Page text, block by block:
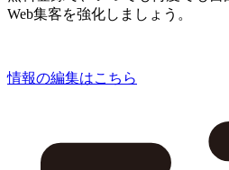
Web集客を強化しましょう。
情報の編集はこちら